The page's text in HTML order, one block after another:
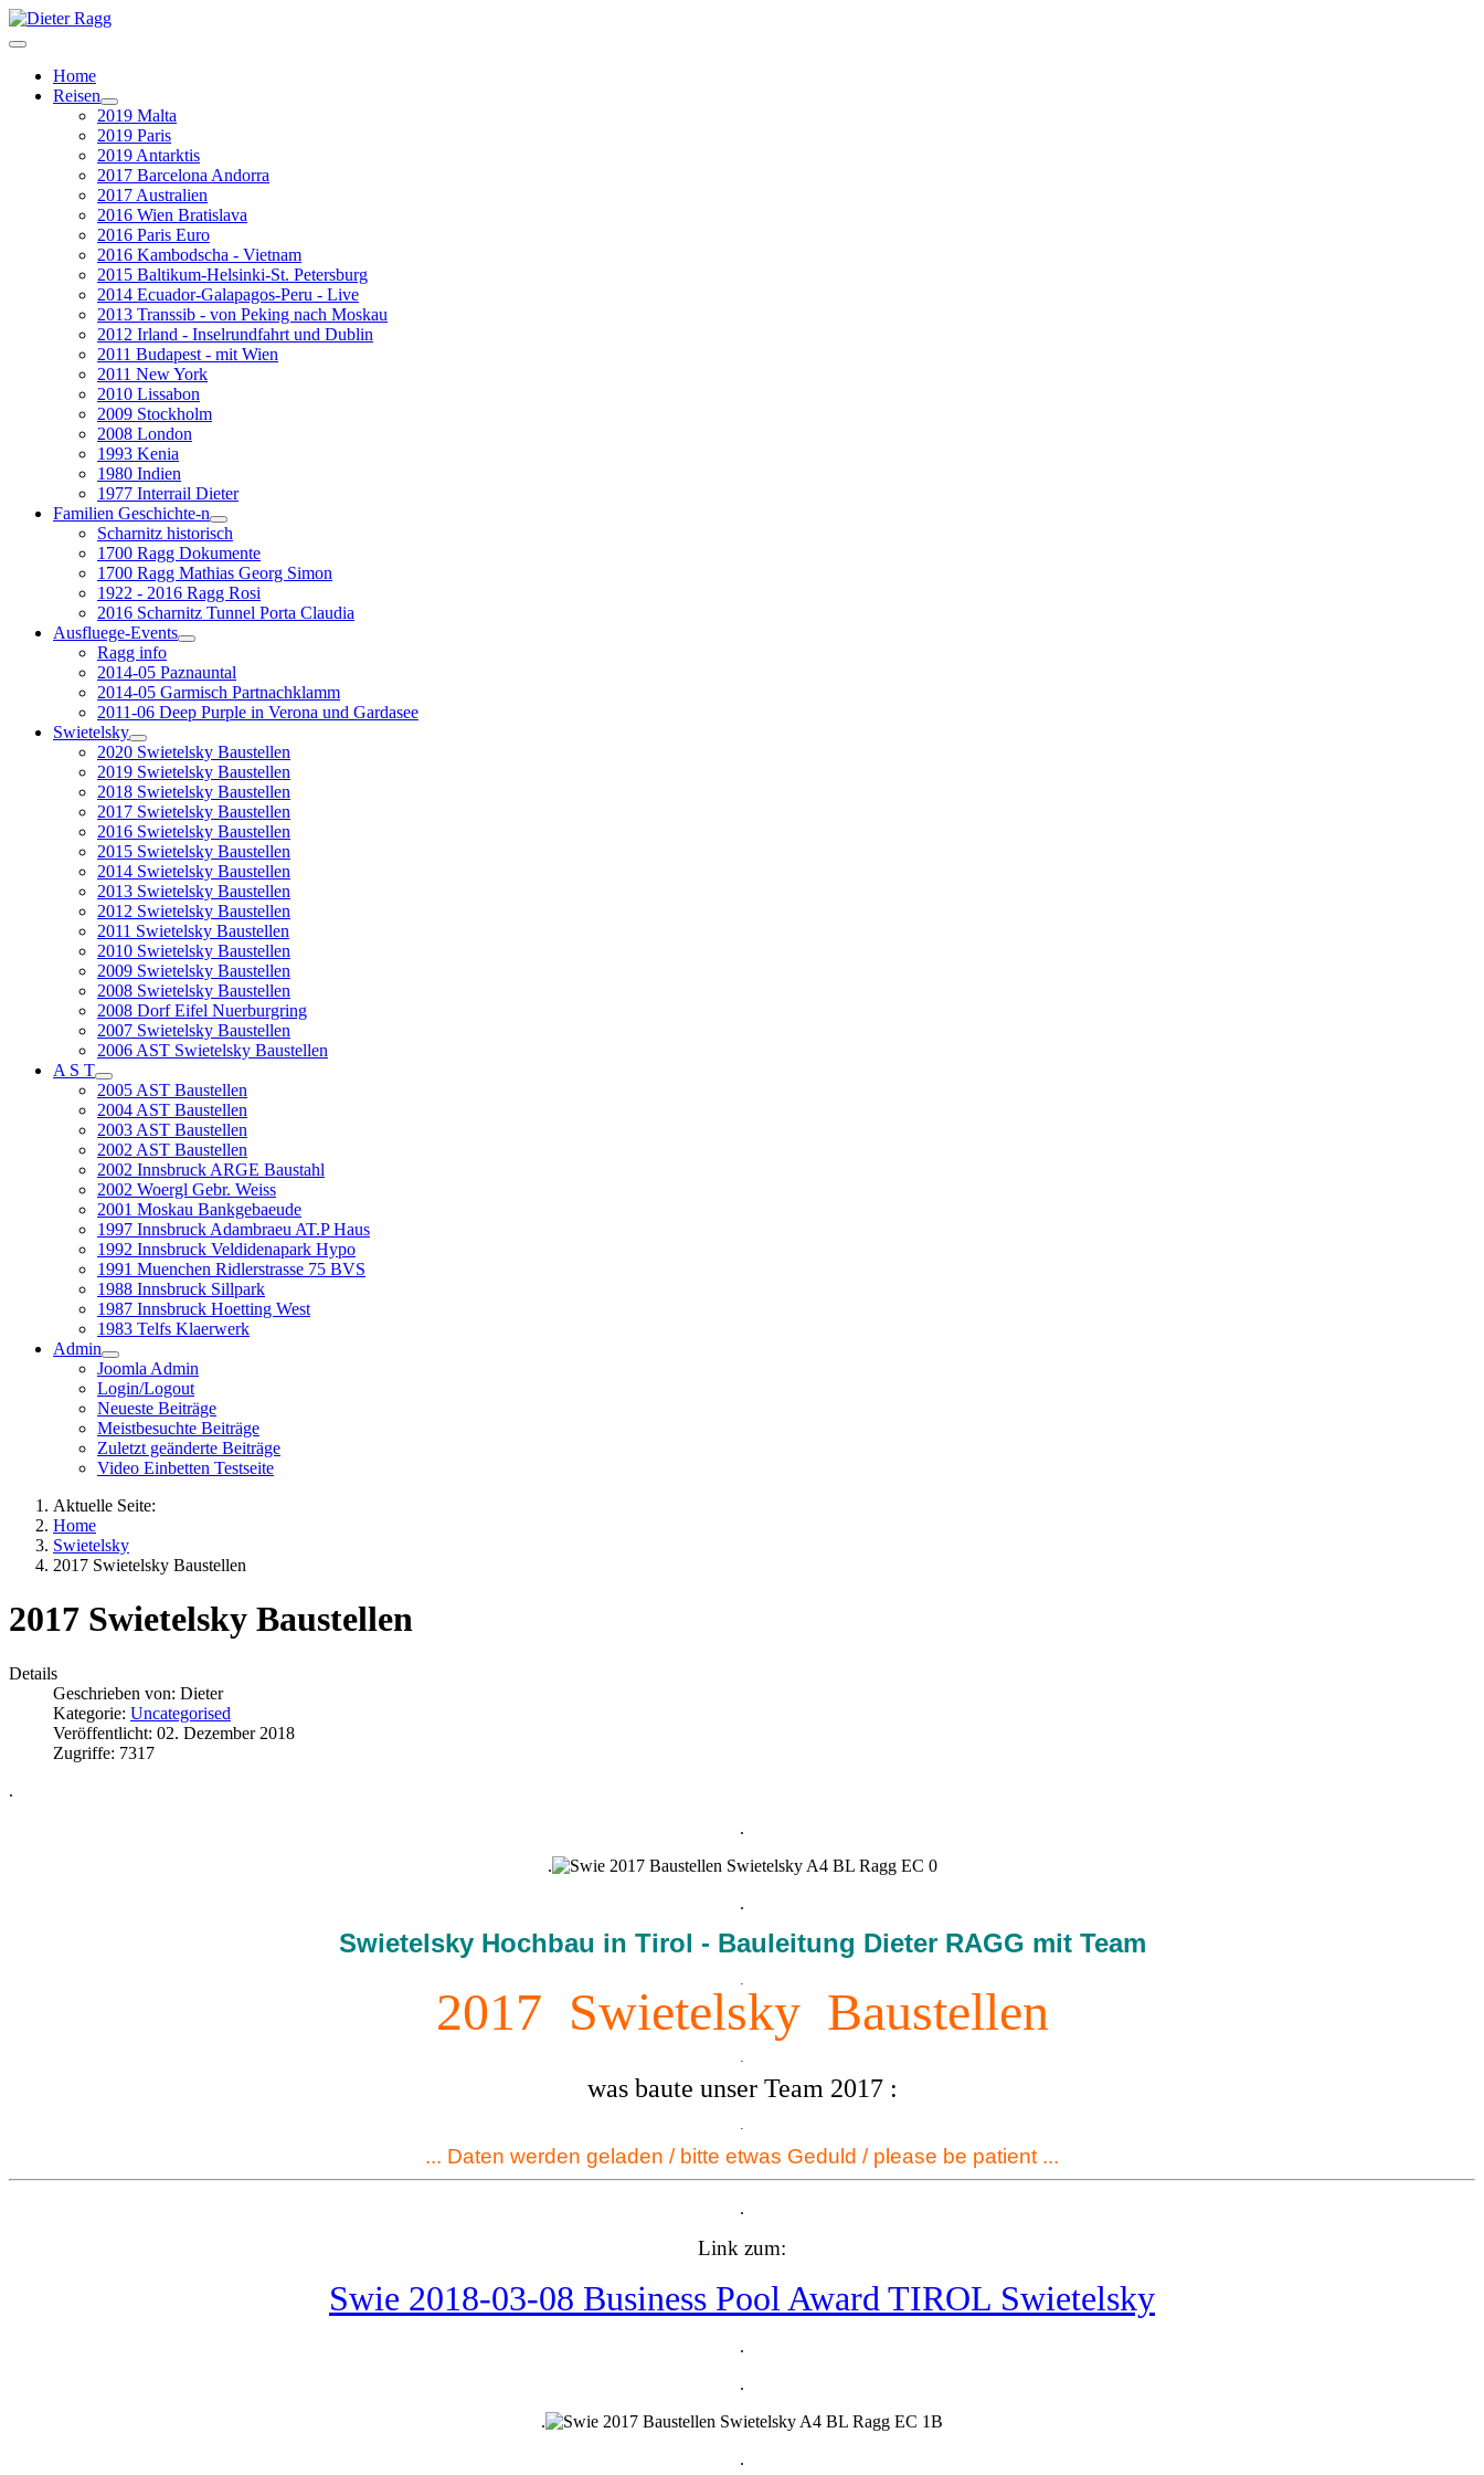
Home
Reisen
2019 Malta
2019 Paris
2019 Antarktis
2017 Barcelona Andorra
2017 Australien
2016 Wien Bratislava
2016 Paris Euro
2016 Kambodscha - Vietnam
2015 Baltikum-Helsinki-St. Petersburg
2014 Ecuador-Galapagos-Peru - Live
2013 Transsib - von Peking nach Moskau
2012 Irland - Inselrundfahrt und Dublin
2011 Budapest - mit Wien
2011 New York
2010 Lissabon
2009 Stockholm
2008 London
1993 Kenia
1980 Indien
1977 Interrail Dieter
Familien Geschichte-n
Scharnitz historisch
1700 Ragg Dokumente
1700 Ragg Mathias Georg Simon
1922 - 2016 Ragg Rosi
2016 Scharnitz Tunnel Porta Claudia
Ausfluege-Events
Ragg info
2014-05 Paznauntal
2014-05 Garmisch Partnachklamm
2011-06 Deep Purple in Verona und Gardasee
Swietelsky
2020 Swietelsky Baustellen
2019 Swietelsky Baustellen
2018 Swietelsky Baustellen
2017 Swietelsky Baustellen
2016 Swietelsky Baustellen
2015 Swietelsky Baustellen
2014 Swietelsky Baustellen
2013 Swietelsky Baustellen
2012 Swietelsky Baustellen
2011 Swietelsky Baustellen
2010 Swietelsky Baustellen
2009 Swietelsky Baustellen
2008 Swietelsky Baustellen
2008 Dorf Eifel Nuerburgring
2007 Swietelsky Baustellen
2006 AST Swietelsky Baustellen
A S T
2005 AST Baustellen
2004 AST Baustellen
2003 AST Baustellen
2002 AST Baustellen
2002 Innsbruck ARGE Baustahl
2002 Woergl Gebr. Weiss
2001 Moskau Bankgebaeude
1997 Innsbruck Adambraeu AT.P Haus
1992 Innsbruck Veldidenapark Hypo
1991 Muenchen Ridlerstrasse 75 BVS
1988 Innsbruck Sillpark
1987 Innsbruck Hoetting West
1983 Telfs Klaerwerk
Admin
Joomla Admin
Login/Logout
Neueste Beiträge
Meistbesuchte Beiträge
Zuletzt geänderte Beiträge
Video Einbetten Testseite
Aktuelle Seite:
Home
Swietelsky
2017 Swietelsky Baustellen
2017 Swietelsky Baustellen
Details
Geschrieben von: Dieter
Kategorie: Uncategorised
Veröffentlicht: 02. Dezember 2018
Zugriffe: 7317
.
.
.
.
Swietelsky Hochbau in Tirol - Bauleitung Dieter RAGG mit Team
2017 Swietelsky Baustellen
was baute unser Team 2017 :
... Daten werden geladen / bitte etwas Geduld / please be patient ...
.
Link zum:
Swie 2018-03-08 Business Pool Award TIROL Swietelsky
.
.
.
.